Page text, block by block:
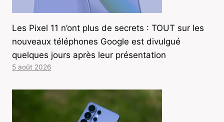
Les Pixel 11 n’ont plus de secrets : TOUT sur les
nouveaux téléphones Google est divulgué
quelques jours après leur présentation
5 août 2026